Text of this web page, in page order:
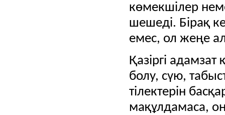
көмекшілер
шешеді. Бірақ
емес, ол жеңе
Қазіргі
болу, сүю,
тілектерін
мақұлдамаса,